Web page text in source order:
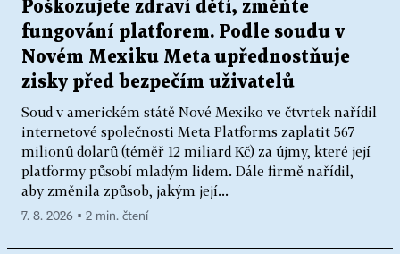
Poškozujete zdraví dětí, změňte
fungování platforem. Podle soudu v
Novém Mexiku Meta upřednostňuje
zisky před bezpečím uživatelů
Soud v americkém státě Nové Mexiko ve čtvrtek nařídil
internetové společnosti Meta Platforms zaplatit 567
milionů dolarů (téměř 12 miliard Kč) za újmy, které její
platformy působí mladým lidem. Dále firmě nařídil,
aby změnila způsob, jakým její...
7. 8. 2026 ▪ 2 min. čtení